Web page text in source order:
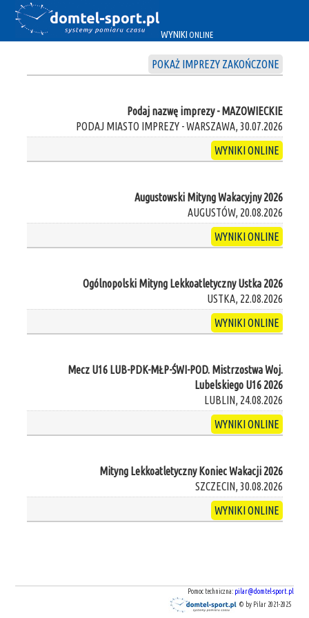
WYNIKI ONLINE
POKAŻ IMPREZY ZAKOŃCZONE
Podaj nazwę imprezy - MAZOWIECKIE
PODAJ MIASTO IMPREZY - WARSZAWA, 30.07.2026
WYNIKI ONLINE
Augustowski Mityng Wakacyjny 2026
AUGUSTÓW, 20.08.2026
WYNIKI ONLINE
Ogólnopolski Mityng Lekkoatletyczny Ustka 2026
USTKA, 22.08.2026
WYNIKI ONLINE
Mecz U16 LUB-PDK-MŁP-ŚWI-POD. Mistrzostwa Woj.
Lubelskiego U16 2026
LUBLIN, 24.08.2026
WYNIKI ONLINE
Mityng Lekkoatletyczny Koniec Wakacji 2026
SZCZECIN, 30.08.2026
WYNIKI ONLINE
Pomoc techniczna: pilar@domtel-sport.pl
© by Pilar 2021-2025